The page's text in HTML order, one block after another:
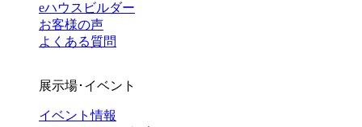
eハウスビルダー
お客様の声
よくある質問
展示場･イベント
イベント情報